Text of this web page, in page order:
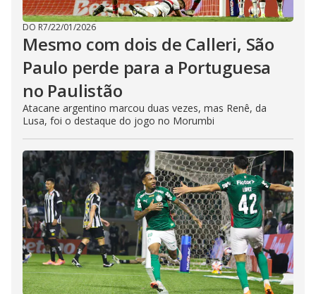
DO R7/22/01/2026
Mesmo com dois de Calleri, São
Paulo perde para a Portuguesa
no Paulistão
Atacane argentino marcou duas vezes, mas Renê, da
Lusa, foi o destaque do jogo no Morumbi